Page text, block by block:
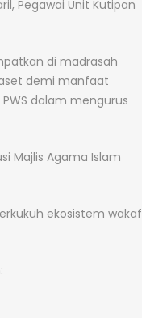
Pegawai Unit Kutipan
di madrasah
demi manfaat
dalam mengurus
Majlis Agama Islam
ekosistem wakaf